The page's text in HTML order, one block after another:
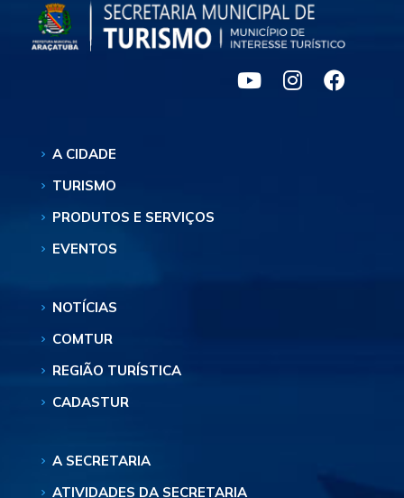
A CIDADE
TURISMO
PRODUTOS E SERVIÇOS
EVENTOS
NOTÍCIAS
COMTUR
REGIÃO TURÍSTICA
CADASTUR
A SECRETARIA
ATIVIDADES DA SECRETARIA